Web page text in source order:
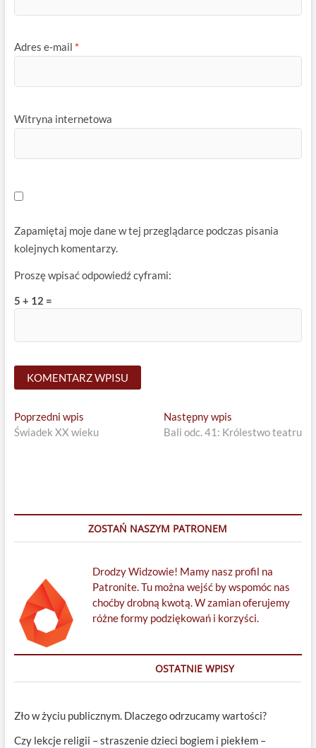
Adres e-mail *
Witryna internetowa
Zapamiętaj moje dane w tej przeglądarce podczas pisania
kolejnych komentarzy.
Proszę wpisać odpowiedź cyframi:
5 + 12 =
Nawigacja
wpisu
Poprzedni wpisPrevious
post:
Świadek XX wieku
Następny wpis
post:
Bali odc. 41: Królestwo teatru
ZOSTAŃ NASZYM PATRONEM
Drodzy Widzowie! Mamy nasz profil na
Patronite. Tu można wejść by wspomóc nas
choćby drobną kwotą. W zamian oferujemy
różne formy podziękowań i korzyści.
OSTATNIE WPISY
Zło w życiu publicznym. Dlaczego odrzucamy wartości?
Czy lekcje religii – straszenie dzieci bogiem i piekłem –